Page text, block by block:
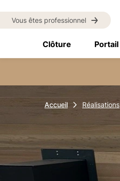
Vous êtes professionnel
Clôture Portail
Accueil Réalisations